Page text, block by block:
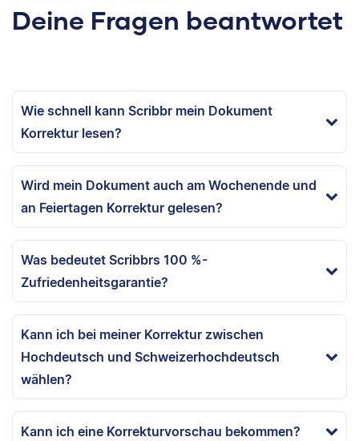
Deine Fragen beantwortet
Wie schnell kann Scribbr mein Dokument
Korrektur lesen?
Wird mein Dokument auch am Wochenende und
an Feiertagen Korrektur gelesen?
Was bedeutet Scribbrs 100 %-
Zufriedenheitsgarantie?
Kann ich bei meiner Korrektur zwischen
Hochdeutsch und Schweizerhochdeutsch
wählen?
Kann ich eine Korrekturvorschau bekommen?